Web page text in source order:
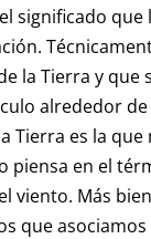
significado
la Tierra y que
alrededor
Tierra es la
piensa en el
viento. Más
que